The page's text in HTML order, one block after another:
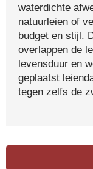
waterdichte
natuurleien of
budget en stijl.
overlappen de
levensduur en
geplaatst
tegen zelfs de